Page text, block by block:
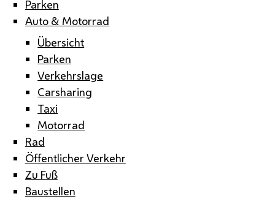
Parken
Auto & Motorrad
Übersicht
Parken
Verkehrslage
Carsharing
Taxi
Motorrad
Rad
Öffentlicher Verkehr
Zu Fuß
Baustellen